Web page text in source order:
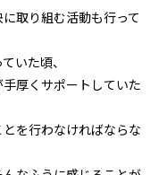
取り組む活動も行って
いた頃、
厚くサポートしていた
を行わなければならな